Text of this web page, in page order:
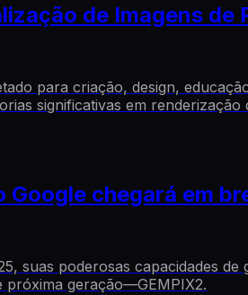
de Imagens de
para criação, design,
significativas em
Google chegará em
suas poderosas capacidades de
próxima geração—GEMPIX2.